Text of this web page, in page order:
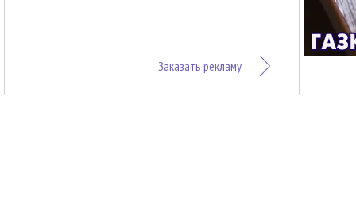
Заказать рекламу